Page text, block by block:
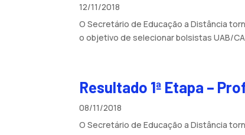
12/11/2018
O Secretário de Educação a Distância
o objetivo de selecionar bolsistas UAB/
Resultado 1ª Etapa –
08/11/2018
O Secretário de Educação a Distância